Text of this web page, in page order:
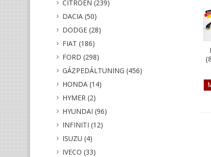
CITROEN (239)
DACIA (50)
DODGE (28)
FIAT (186)
FORD (298)
GÁZPEDÁLTUNING (456)
HONDA (14)
HYMER (2)
HYUNDAI (96)
INFINITI (12)
ISUZU (4)
IVECO (33)